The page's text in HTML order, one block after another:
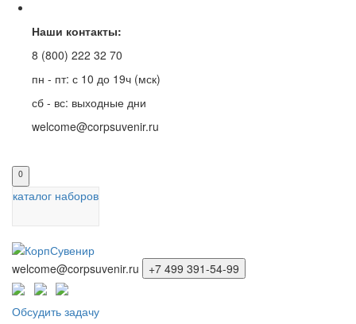
Наши контакты:
8 (800) 222 32 70
пн - пт: с 10 до 19ч (мск)
сб - вс: выходные дни
welcome@corpsuvenir.ru
0
каталог наборов
welcome@corpsuvenir.ru +7 499 391-54-99
Обсудить задачу